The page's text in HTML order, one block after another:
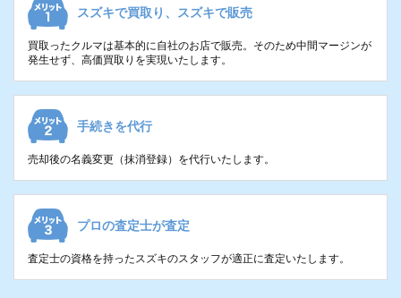
スズキで買取り、スズキで販売
買取ったクルマは基本的に自社のお店で販売。そのため中間マージンが
発生せず、高価買取りを実現いたします。
手続きを代行
売却後の名義変更（抹消登録）を代行いたします。
プロの査定士が査定
査定士の資格を持ったスズキのスタッフが適正に査定いたします。